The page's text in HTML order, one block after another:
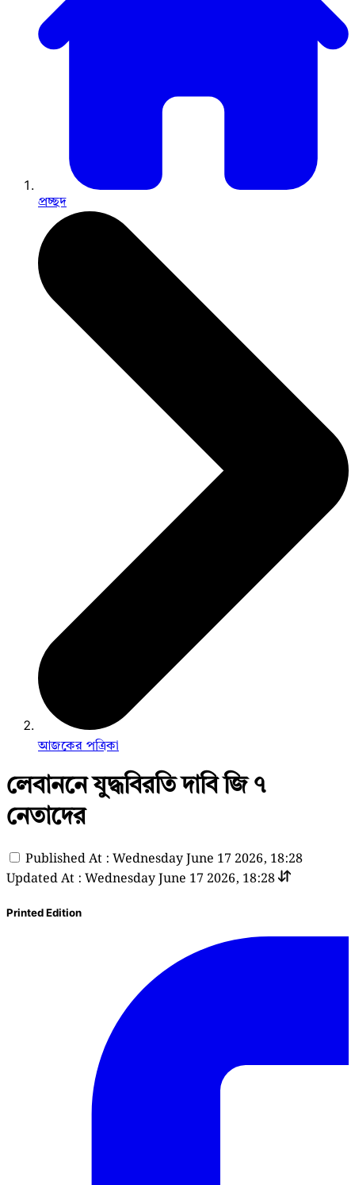
প্রচ্ছদ
আজকের পত্রিকা
লেবাননে যুদ্ধবিরতি দাবি জি ৭
নেতাদের
Published At : Wednesday June 17 2026, 18:28
Updated At : Wednesday June 17 2026, 18:28
Printed Edition